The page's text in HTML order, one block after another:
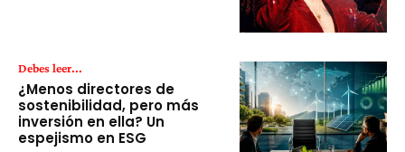
Debes leer...
¿Menos directores de
sostenibilidad, pero más
inversión en ella? Un
espejismo en ESG